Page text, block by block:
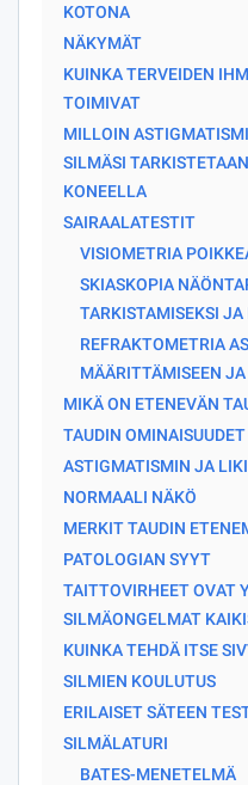
KOTONA
NÄKYMÄT
KUINKA TERVEIDEN
TOIMIVAT
MILLOIN
SILMÄSI
KONEELLA
SAIRAALATESTIT
VISIOMETRIA
SKIASKOPIA
TARKISTAMISEKSI
REFRAKTOMETRIA
MÄÄRITTÄMISEEN
MIKÄ ON ETENEVÄN
TAUDIN OMINAISUUDET
ASTIGMATISMIN JA
NORMAALI NÄKÖ
MERKIT TAUDIN
PATOLOGIAN SYYT
TAITTOVIRHEET OVAT
SILMÄONGELMAT
KUINKA TEHDÄ ITSE
SILMIEN KOULUTUS
ERILAISET SÄTEEN
SILMÄLATURI
BATES-MENETELMÄ